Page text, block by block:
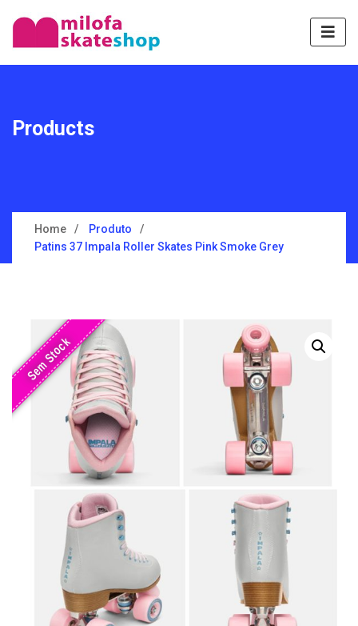
Products
Home
Produto
Patins 37 Impala Roller Skates Pink Smoke Grey
Sem Stock